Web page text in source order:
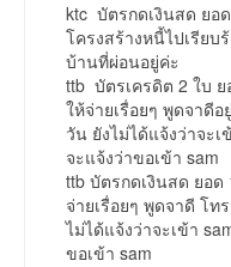
ktc บัตรกดเงินสด ยอ
โครงสร้างหนี้ไปเรียบ
บ้านที่ผ่อนอยู่ค่ะ
ttb บัตรเครดิต 2 ใบ
ให้จ่ายเรื่อยๆ พูดจาดี
วัน ยังไม่ได้แจ้งว่าจะ
จะแจ้งว่าขอเข้า sam
ttb บัตรกดเงินสด ยอด
จ่ายเรื่อยๆ พูดจาดี โ
ไม่ได้แจ้งว่าจะเข้า
ขอเข้า sam